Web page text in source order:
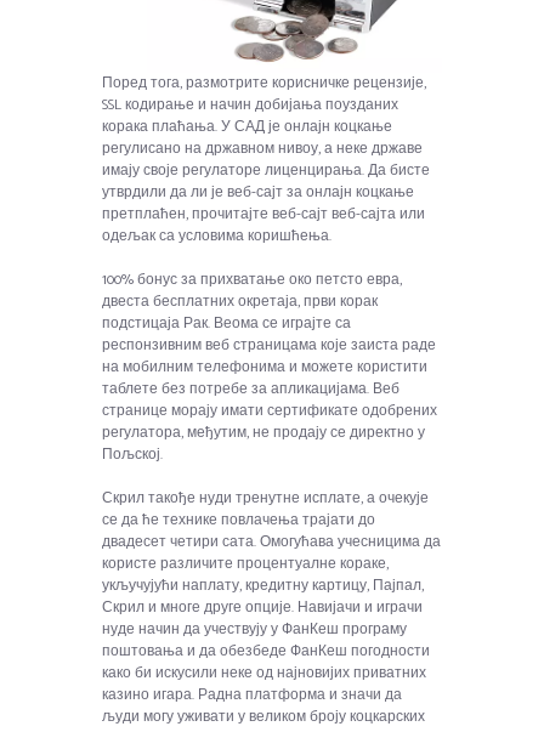
Поред тога, размотрите корисничке рецензије,
SSL кодирање и начин добијања поузданих
корака плаћања. У САД је онлајн коцкање
регулисано на државном нивоу, а неке државе
имају своје регулаторе лиценцирања. Да бисте
утврдили да ли је веб-сајт за онлајн коцкање
претплаћен, прочитајте веб-сајт веб-сајта или
одељак са условима коришћења.
100% бонус за прихватање око петсто евра,
двеста бесплатних окретаја, први корак
подстицаја Рак. Веома се играјте са
респонзивним веб страницама које заиста раде
на мобилним телефонима и можете користити
таблете без потребе за апликацијама. Веб
странице морају имати сертификате одобрених
регулатора, међутим, не продају се директно у
Пољској.
Скрил такође нуди тренутне исплате, а очекује
се да ће технике повлачења трајати до
двадесет четири сата. Омогућава учесницима да
користе различите процентуалне кораке,
укључујући наплату, кредитну картицу, Пајпал,
Скрил и многе друге опције. Навијачи и играчи
нуде начин да учествују у ФанКеш програму
поштовања и да обезбеде ФанКеш погодности
како би искусили неке од најновијих приватних
казино игара. Радна платформа и значи да
људи могу уживати у великом броју коцкарских